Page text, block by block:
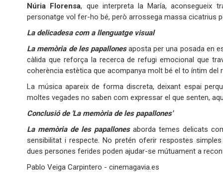
Núria Florensa, que interpreta la María, aconsegueix
personatge vol fer-ho bé, però arrossega massa cicatrius
La delicadesa com a llenguatge visual
La memòria de les papallonesaposta per una posada en
càlida que reforça la recerca de refugi emocional que
coherència estètica que acompanya molt bé el to íntim del
La música apareix de forma discreta, deixant espai
moltes vegades no saben com expressar el que senten,
Conclusió de 'La memòria de les papallones'
La memòria de les papallonesaborda temes delicats
sensibilitat i respecte. No pretén oferir respostes
dues persones ferides poden ajudar-se mútuament a
Pablo Veiga Carpintero - cinemagavia.es